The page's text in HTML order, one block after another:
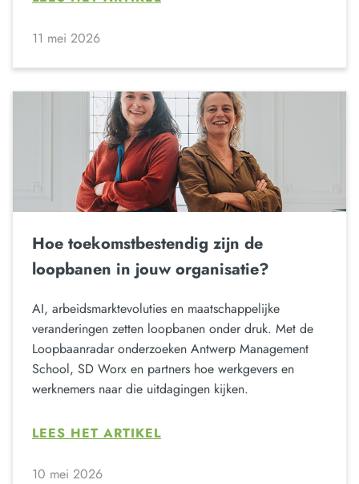
11 mei 2026
Hoe toekomstbestendig zijn de
loopbanen in jouw organisatie?
AI, arbeidsmarktevoluties en maatschappelijke
veranderingen zetten loopbanen onder druk. Met de
Loopbaanradar onderzoeken Antwerp Management
School, SD Worx en partners hoe werkgevers en
werknemers naar die uitdagingen kijken.
LEES HET ARTIKEL
10 mei 2026